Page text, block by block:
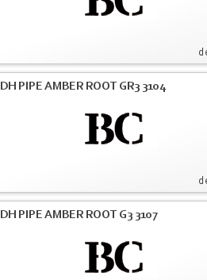
DH PIPE AMBER ROOT GR3 3104
DH PIPE AMBER ROOT G3 3107